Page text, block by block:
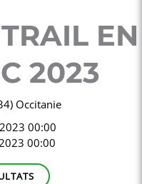
EN
2023
Occitanie
00:00
00:00